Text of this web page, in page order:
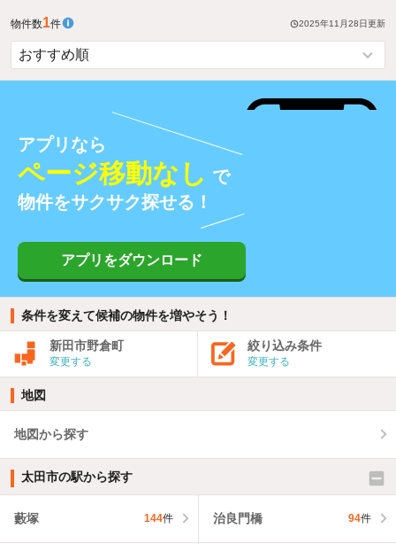
物件数1件 2025年11月28日更新
アプリなら
ページ移動なし で
物件をサクサク探せる！
アプリをダウンロード
条件を変えて候補の物件を増やそう！
新田市野倉町
変更する
絞り込み条件
変更する
地図
地図から探す
太田市の駅から探す
藪塚 144件 治良門橋 94件